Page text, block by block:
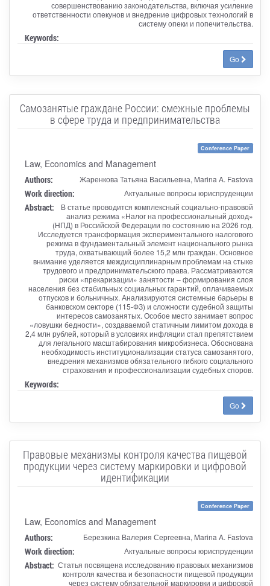
совершенствованию законодательства, включая усиление
ответственности опекунов и внедрение цифровых технологий в
систему опеки и попечительства.
Keywords:
Go
Самозанятые граждане России: смежные проблемы
в сфере труда и предпринимательства
Conference Paper
Law, Economics and Management
Authors: Жаренкова Татьяна Васильевна, Marina A. Fastova
Work direction: Актуальные вопросы юриспруденции
Abstract:
В статье проводится комплексный социально-правовой
анализ режима «Налог на профессиональный доход»
(НПД) в Российской Федерации по состоянию на 2026 год.
Исследуется трансформация экспериментального налогового
режима в фундаментальный элемент национального рынка
труда, охватывающий более 15,2 млн граждан. Основное
внимание уделяется междисциплинарным проблемам на стыке
трудового и предпринимательского права. Рассматриваются
риски «прекаризации» занятости – формирования слоя
населения без стабильных социальных гарантий, оплачиваемых
отпусков и больничных. Анализируются системные барьеры в
банковском секторе (115-ФЗ) и сложности судебной защиты
интересов самозанятых. Особое место занимает вопрос
«ловушки бедности», создаваемой статичным лимитом дохода в
2,4 млн рублей, который в условиях инфляции стал препятствием
для легального масштабирования микробизнеса. Обоснована
необходимость институционализации статуса самозанятого,
внедрения механизмов обязательного гибкого социального
страхования и профессионализации судебных споров.
Keywords:
Go
Правовые механизмы контроля качества пищевой
продукции через систему маркировки и цифровой
идентификации
Conference Paper
Law, Economics and Management
Authors: Березкина Валерия Сергеевна, Marina A. Fastova
Work direction: Актуальные вопросы юриспруденции
Abstract: Статья посвящена исследованию правовых механизмов
контроля качества и безопасности пищевой продукции
через систему обязательной маркировки и цифровой